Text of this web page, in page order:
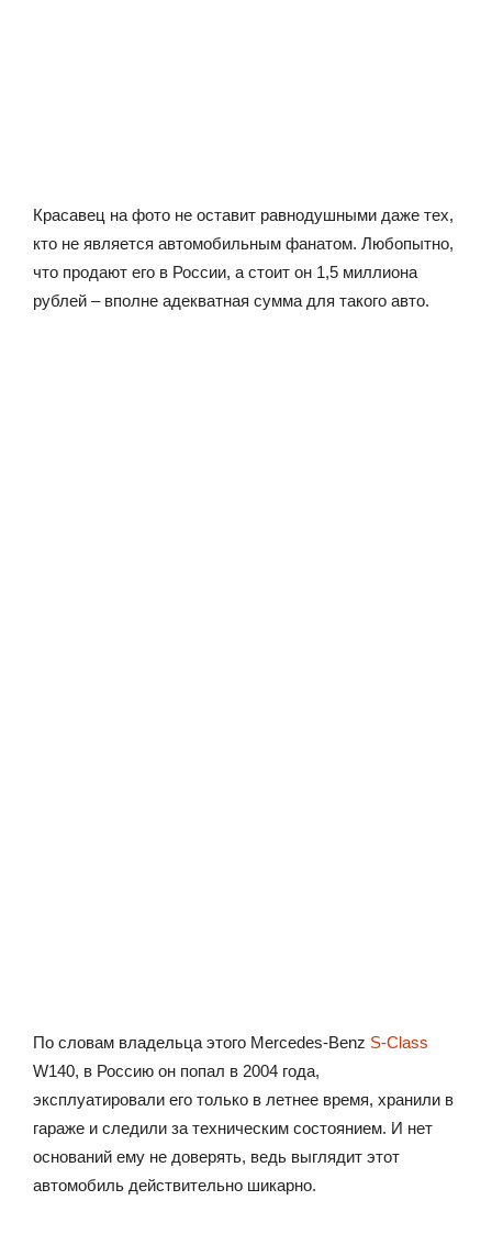
Красавец на фото не оставит равнодушными даже тех,
кто не является автомобильным фанатом. Любопытно,
что продают его в России, а стоит он 1,5 миллиона
рублей – вполне адекватная сумма для такого авто.
По словам владельца этого Mercedes-Benz S-Class
W140, в Россию он попал в 2004 года,
эксплуатировали его только в летнее время, хранили в
гараже и следили за техническим состоянием. И нет
оснований ему не доверять, ведь выглядит этот
автомобиль действительно шикарно.